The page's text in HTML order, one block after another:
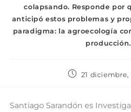
colapsando. Responde por
anticipó estos problemas y
paradigma: la agroecología
producción.
21 diciembre,
Santiago Sarandón es